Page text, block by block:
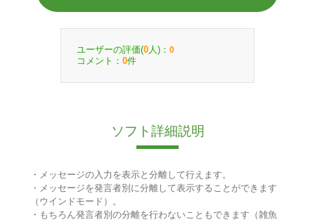
ユーザーの評価(0 人)： 0
コメント： 0件
ソフト詳細説明
・メッセージの入力を表示と分離して行えます。
・メッセージを発言者別に分離して表示することができます
（ウインドモード）。
・もちろん発言者別の分離を行わないこともできます（雑魚